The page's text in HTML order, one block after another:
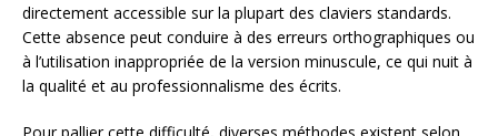
directement accessible sur la plupart des claviers standards.
Cette absence peut conduire à des erreurs orthographiques ou
à l’utilisation inappropriée de la version minuscule, ce qui nuit à
la qualité et au professionnalisme des écrits.